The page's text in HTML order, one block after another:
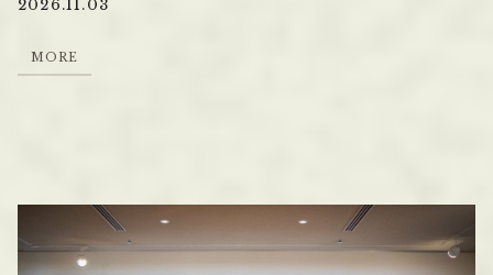
2026.11.03
MORE
MORE